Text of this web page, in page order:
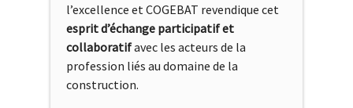
l’excellence et COGEBAT revendique cet
esprit d’échange participatif et
collaboratifavec les acteurs de la
profession liés au domaine de la
construction.